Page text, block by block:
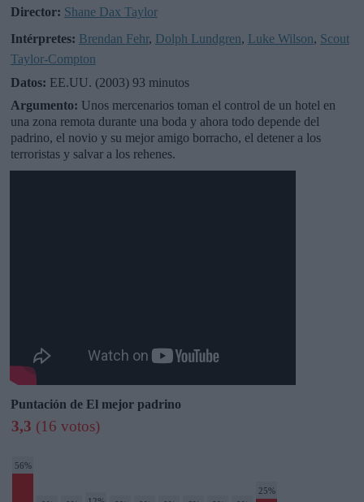
Director: Shane Dax Taylor
Intérpretes: Brendan Fehr, Dolph Lundgren, Luke Wilson, Scout
Taylor-Compton
Datos: EE.UU. (2003) 93 minutos
Argumento: Unos mercenarios toman el control de un hotel en
una zona remota durante una boda y ahora todo depende del
padrino, el novio y su mejor amigo borracho, el detener a los
terroristas y salvar a los rehenes.
Puntación de El mejor padrino
3,3 (16 votos)
56%
25%